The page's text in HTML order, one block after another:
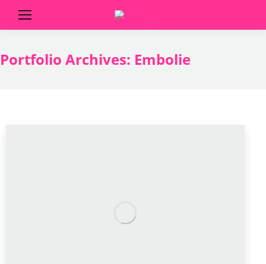
Portfolio Archives: Embolie